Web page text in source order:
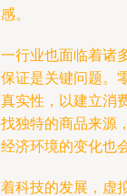
。
行业也面临着诸
证是关键问题。
实性，以建立消
独特的商品来源
济环境的变化也
科技的发展，虚